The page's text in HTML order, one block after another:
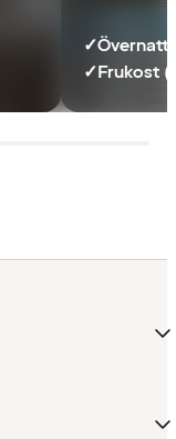
✓
✓Frukost